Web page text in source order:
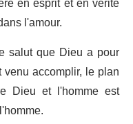
l'amour.
salut que Dieu a pour
accomplir, le plan
Dieu et l'homme est